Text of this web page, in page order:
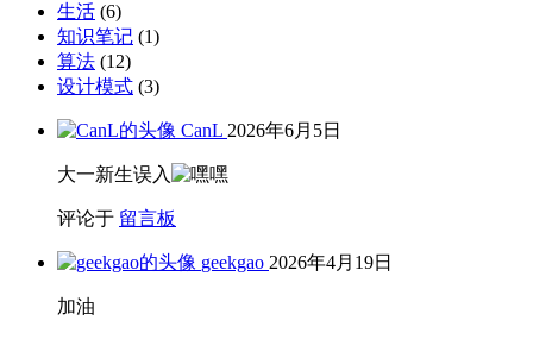
生活 (6)
知识笔记 (1)
算法 (12)
设计模式 (3)
CanL 2026年6月5日
大一新生误入
评论于 留言板
geekgao 2026年4月19日
加油